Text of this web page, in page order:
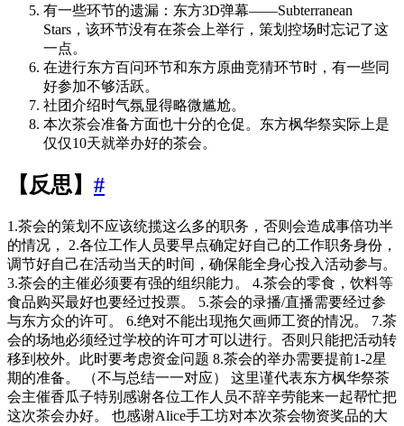
有一些环节的遗漏：东方3D弹幕——Subterranean
Stars，该环节没有在茶会上举行，策划控场时忘记了这
一点。
在进行东方百问环节和东方原曲竞猜环节时，有一些同
好参加不够活跃。
社团介绍时气氛显得略微尴尬。
本次茶会准备方面也十分的仓促。东方枫华祭实际上是
仅仅10天就举办好的茶会。
【反思】 #
1.茶会的策划不应该统揽这么多的职务，否则会造成事倍功半
的情况， 2.各位工作人员要早点确定好自己的工作职务身份，
调节好自己在活动当天的时间，确保能全身心投入活动参与。
3.茶会的主催必须要有强的组织能力。 4.茶会的零食，饮料等
食品购买最好也要经过投票。 5.茶会的录播/直播需要经过参
与东方众的许可。 6.绝对不能出现拖欠画师工资的情况。 7.茶
会的场地必须经过学校的许可才可以进行。否则只能把活动转
移到校外。此时要考虑资金问题 8.茶会的举办需要提前1-2星
期的准备。 （不与总结一一对应） 这里谨代表东方枫华祭茶
会主催香瓜子特别感谢各位工作人员不辞辛劳能来一起帮忙把
这次茶会办好。 也感谢Alice手工坊对本次茶会物资奖品的大